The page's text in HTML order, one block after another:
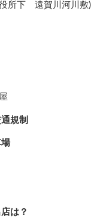
所下 遠賀川河川敷)
規制
は？